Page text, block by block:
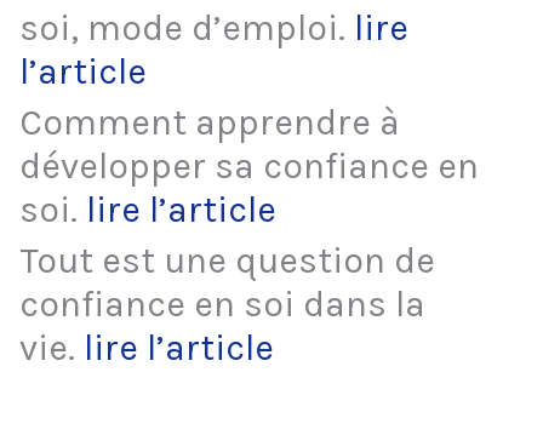
soi, mode d’emploi. lire
l’article
Comment apprendre à
développer sa confiance en
soi. lire l’article
Tout est une question de
confiance en soi dans la
vie. lire l’article